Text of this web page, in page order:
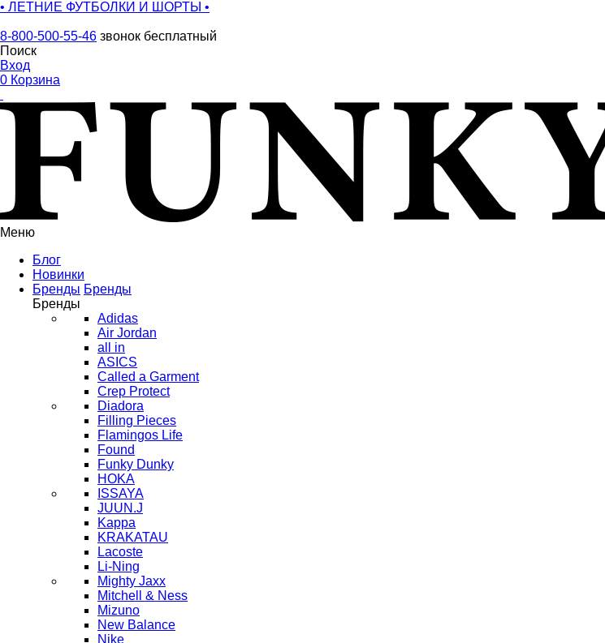
• ЛЕТНИЕ ФУТБОЛКИ И ШОРТЫ •
8-800-500-55-46 звонок бесплатный
Поиск
Вход
0 Корзина
Меню
Блог
Новинки
Бренды Бренды
Бренды
Adidas
Air Jordan
all in
ASICS
Called a Garment
Crep Protect
Diadora
Filling Pieces
Flamingos Life
Found
Funky Dunky
HOKA
ISSAYA
JUUN.J
Kappa
KRAKATAU
Lacoste
Li-Ning
Mighty Jaxx
Mitchell & Ness
Mizuno
New Balance
Nike